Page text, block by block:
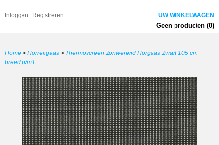
Inloggen Registreren UW WINKELWAGEN
Geen producten (0)
Home > Horrengaas > Thermoscreen Zonwerend Horgaas Zwart 105 cm
breed p/m1